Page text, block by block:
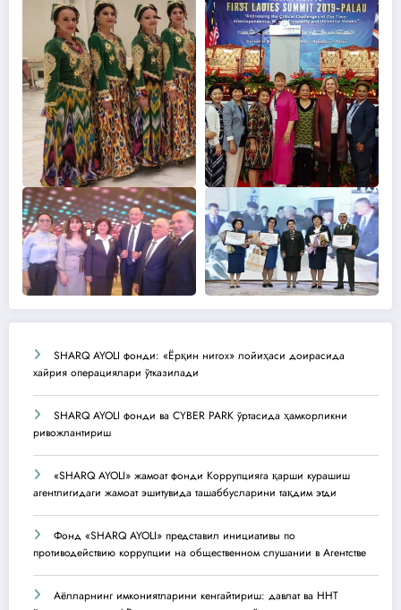
SHARQ AYOLI фонди: «Ёрқин нигох» лойиҳаси доирасида
хайрия операциялари ўтказилади
SHARQ AYOLI фонди ва CYBER PARK ўртасида ҳамкорликни
ривожлантириш
«SHARQ AYOLI» жамоат фонди Коррупцияга қарши курашиш
агентлигидаги жамоат эшитувида ташаббусларини тақдим этди
Фонд «SHARQ AYOLI» представил инициативы по
противодействию коррупции на общественном слушании в Агентстве
Аёлларнинг имкониятларини кенгайтириш: давлат ва ННТ